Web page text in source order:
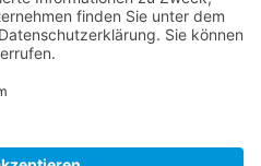
in Steina am
gefunden.
Steina, Hauptstr. 64,